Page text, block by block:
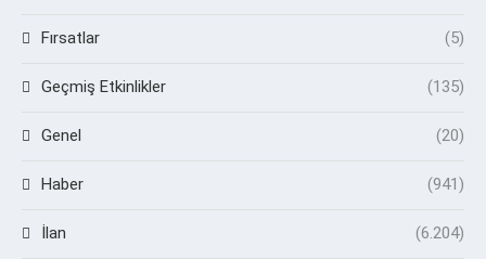
Fırsatlar (5)
Geçmiş Etkinlikler (135)
Genel (20)
Haber (941)
İlan (6.204)